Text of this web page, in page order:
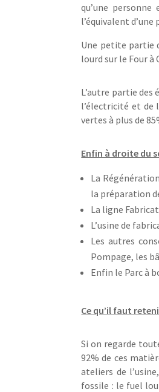
qu’une
l’équivalent
Une petite partie
lourd sur le Four
L’autre partie
l’électricité et de
vertes à plus de
Enfin à droite du
La
la préparation
La ligne
L’usine de
Les autres
Pompage, les
Enfin le Parc à
Ce qu’il faut
Si on regarde
92% de ces
ateliers de
fossile : le fuel